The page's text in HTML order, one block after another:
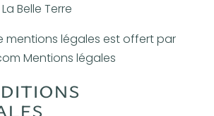
Belle Terre
mentions légales est offert par
Mentions légales